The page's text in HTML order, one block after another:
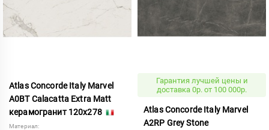
Atlas Concorde Italy Marvel
A0BT Calacatta Extra Matt
керамогранит 120x278
Материал:
Гарантия лучшей цены и
доставка 0р. от 100 000р.
Atlas Concorde Italy Marvel
A2RP Grey Stone